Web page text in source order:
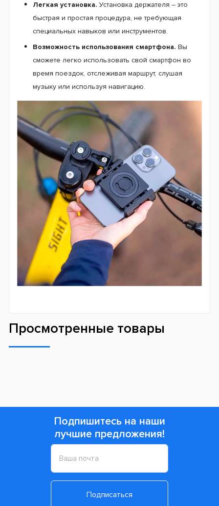
Легкая установка. Установка держателя – это
быстрая и простая процедура, не требующая
специальных навыков или инструментов.
Возможность использования смартфона. Вы
сможете легко использовать свой смартфон во
время поездок, отслеживая маршрут, слушая
музыку или используя навигацию.
Просмотренные товары
Подпишитесь на наши
лучшие предложения!
Подписаться